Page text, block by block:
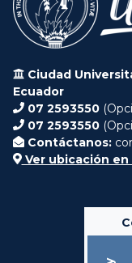
Ciudad
Ecuador
07 2593550
07 2593550
Contáctanos:
Ver ubicación en